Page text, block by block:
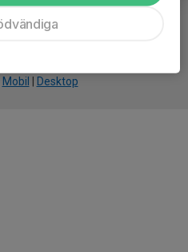
Mobil Desktop